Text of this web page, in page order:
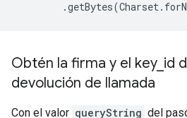
Obtén la firma y el key_ id
devolución de llamada
Con el valor queryString del